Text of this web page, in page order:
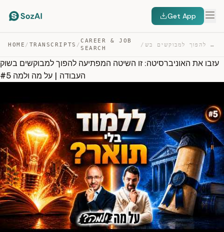
Get App
HOME / TRANSCRIPTS /
CAREER & JOB
SEARCH
/ עזבו את האוניברסיטה: זו השיטה המפתיעה להפוך למבוקשים בש… — TRANSCRIPT
עזבו את האוניברסיטה: זו השיטה המפתיעה להפוך למבוקשים בשוק
העבודה | על מה ולמה #5